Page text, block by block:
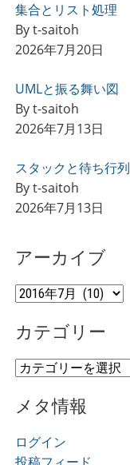
集合とリスト処理
By t-saitoh
2026年7月20日
UMLと振る舞い図
By t-saitoh
2026年7月13日
スタックと待ち行列
By t-saitoh
2026年7月13日
アーカイブ
ア
カ
ブ
カテゴリー
カ
ゴ
ー
メタ情報
ログイン